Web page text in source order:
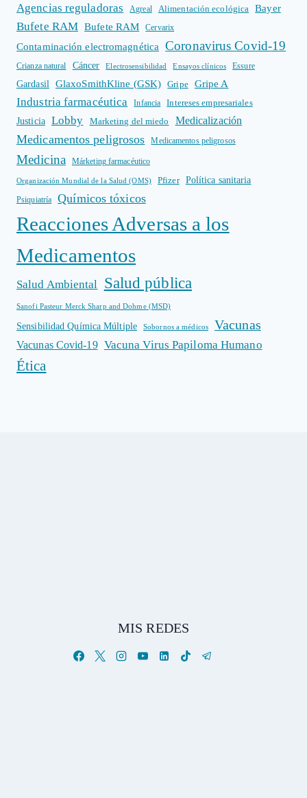
Agencias reguladoras
Agreal Alimentación ecológica Bayer
Bufete RAM Bufete RAM Cervarix
Contaminación electromagnética Coronavirus Covid-19
Crianza natural Cáncer Electrosensibilidad Ensayos clínicos Essure
Gardasil GlaxoSmithKline (GSK) Gripe Gripe A
Industria farmacéutica Infancia
Intereses empresariales
Justicia
Lobby Marketing del miedo Medicalización
Medicamentos peligrosos Medicamentos peligrosos
Medicina Márketing farmacéutico
Organización Mundial de la Salud (OMS) Pfizer Política sanitaria
Psiquiatría Químicos tóxicos
Reacciones Adversas a los
Medicamentos
Salud Ambiental Salud pública
Sanofi Pasteur Merck Sharp and Dohme (MSD)
Sensibilidad Química Múltiple Sobornos a médicos Vacunas
Vacunas Covid-19 Vacuna Virus Papiloma Humano
Ética
MIS REDES